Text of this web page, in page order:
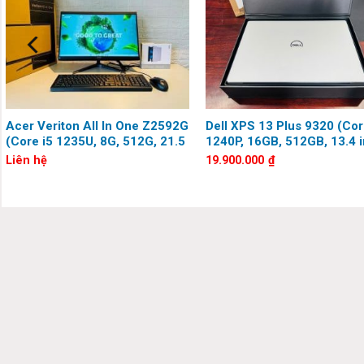
việc mượt mà hơn bao giờ hết. Với thiết kế mỏng nhẹ, làm từ
mạnh mẽ, vừa thời trang dành cho bạn.
Acer Veriton All In One Z2592G
(Core i5 1235U, 8G, 512G, 21.5
inch, Full HD)
Liên hệ
Dell XPS 13 Plus 9320
1240P, 16GB, 512GB, 13.4
Full HD+)
19.900.000 ₫